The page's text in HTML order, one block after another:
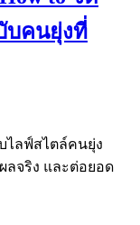
บคนยุ่งที่
ไลฟ์สไตล์คนยุ่ง
ลจริง และต่อยอด